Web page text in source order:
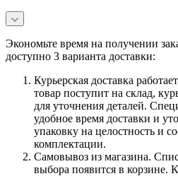
Экономьте время на получении
доступно 3 варианта доставки:
Курьерская доставка
товар поступит на склад,
для уточнения деталей.
удобное время доставки и
упаковку на целостность и
комплектации.
Самовывоз из магазина.
выбора появится в корзине.